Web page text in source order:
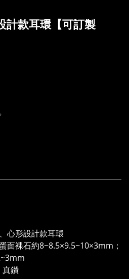
計款耳環【可訂製
心形設計款耳環
面裸石約8~8.5×9.5~10×3mm；
真鑽